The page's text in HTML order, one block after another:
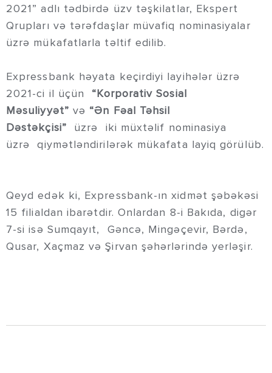
2021” adlı tədbirdə üzv təşkilatlar, Ekspert
Qrupları və tərəfdaşlar müvafiq nominasiyalar
üzrə mükafatlarla təltif edilib.
Expressbank həyata keçirdiyi layihələr üzrə
2021-ci il üçün “Korporativ Sosial
Məsuliyyət” və “Ən Fəal Təhsil
Dəstəkçisi” üzrə iki müxtəlif nominasiya
üzrə qiymətləndirilərək mükafata layiq görülüb.
Qeyd edək ki, Expressbank-ın xidmət şəbəkəsi
15 filialdan ibarətdir. Onlardan 8-i Bakıda, digər
7-si isə Sumqayıt, Gəncə, Mingəçevir, Bərdə,
Qusar, Xaçmaz və Şirvan şəhərlərində yerləşir.